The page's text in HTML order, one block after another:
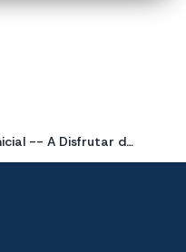
Nivel Inicial -- A Disfrutar de una Lindas Vacaciones